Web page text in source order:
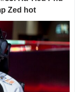
Zed hot